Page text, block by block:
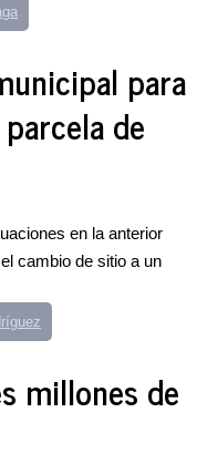
para
de
en la anterior
cambio de sitio a un
millones de